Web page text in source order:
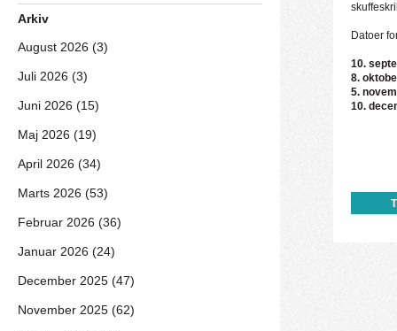
Datoer
10.
8.
5.
10.
Arkiv
August 2026 (3)
Juli 2026 (3)
Juni 2026 (15)
Maj 2026 (19)
April 2026 (34)
Marts 2026 (53)
Februar 2026 (36)
Januar 2026 (24)
December 2025 (47)
November 2025 (62)